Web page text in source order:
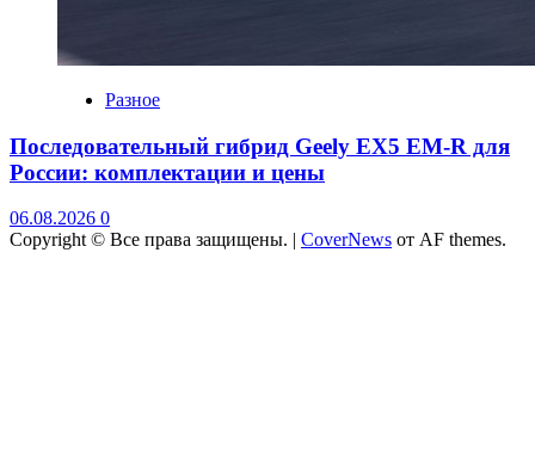
Разное
Последовательный гибрид Geely EX5 EM-R для
России: комплектации и цены
06.08.2026 0
Copyright © Все права защищены. | CoverNews от AF themes.